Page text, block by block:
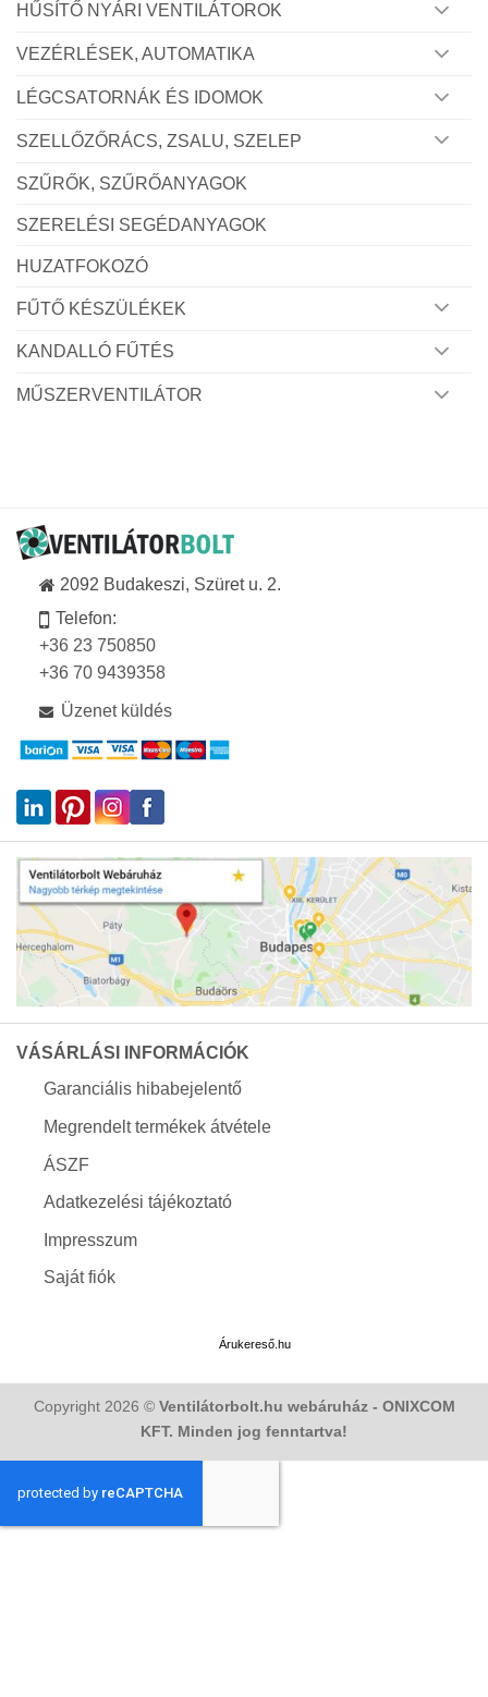
HŰSÍTŐ NYÁRI VENTILÁTOROK
VEZÉRLÉSEK, AUTOMATIKA
LÉGCSATORNÁK ÉS IDOMOK
SZELLŐZŐRÁCS, ZSALU, SZELEP
SZŰRŐK, SZŰRŐANYAGOK
SZERELÉSI SEGÉDANYAGOK
HUZATFOKOZÓ
FŰTŐ KÉSZÜLÉKEK
KANDALLÓ FŰTÉS
MŰSZERVENTILÁTOR
2092 Budakeszi, Szüret u. 2.
Telefon:
+36 23 750850
+36 70 9439358
Üzenet küldés
VÁSÁRLÁSI INFORMÁCIÓK
Garanciális hibabejelentő
Megrendelt termékek átvétele
ÁSZF
Adatkezelési tájékoztató
Impresszum
Saját fiók
Árukereső.hu
Copyright 2026 © Ventilátorbolt.hu webáruház - ONIXCOM
KFT. Minden jog fenntartva!